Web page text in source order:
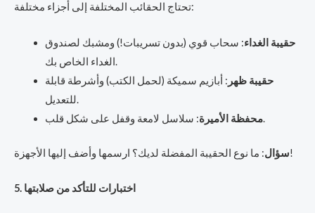
تحتاج الحقائب المختلفة إلى أجزاء مختلفة:
حقيبة الغداء: سحاب قوي (بدون تسريبات!) ومشبك لصندوق
الغداء الخاص بك.
حقيبة ظهر : أبازيم سميكة (لحمل الكتب) وأشرطة قابلة
للتعديل.
محفظة الأميرة: سلاسل لامعة وقفل على شكل قلب.
سؤال: ما نوع الحقيبة المفضلة لديك؟ ارسمها وأضف إليها الأجهزة!
5. اختبارات للتأكد من صلابتها